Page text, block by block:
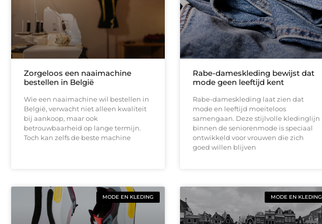
Zorgeloos een naaimachine
bestellen in België
Wie een naaimachine wil bestellen in
België, verwacht niet alleen kwaliteit
bij aankoop, maar ook
betrouwbaarheid op lange termijn.
Toch kan zelfs de beste machine
Rabe-dameskleding bewijst dat
mode geen leeftijd kent
Rabe-dameskleding laat zien dat
mode en leeftijd moeiteloos
samengaan. Deze stijlvolle kledinglijn
binnen de seniorenmode is speciaal
ontwikkeld voor vrouwen die zich
goed willen blijven
MODE EN KLEDING MODE EN KLEDING